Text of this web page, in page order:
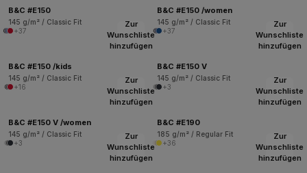
B&C #E150
145 g/m² / Classic Fit
+37
B&C #E150 /women
145 g/m² / Classic Fit
+37
Zur
Wunschliste
hinzufügen
B&C #E150 /kids
145 g/m² / Classic Fit
+16
Zur
Wunschliste
hinzufügen
B&C #E150 V
145 g/m² / Classic Fit
+3
Zur
Wunschliste
hinzufügen
B&C #E150 V /women
145 g/m² / Classic Fit
+3
Zur
Wunschliste
hinzufügen
B&C #E190
185 g/m² / Regular Fit
+36
Zur
Wunschliste
hinzufügen
Zur
Wunschliste
hinzufügen